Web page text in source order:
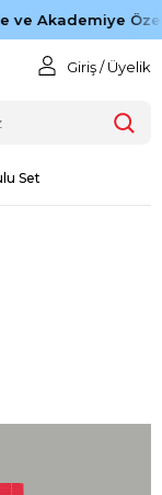
ve Akademiye
Giriş / Üyelik
Set